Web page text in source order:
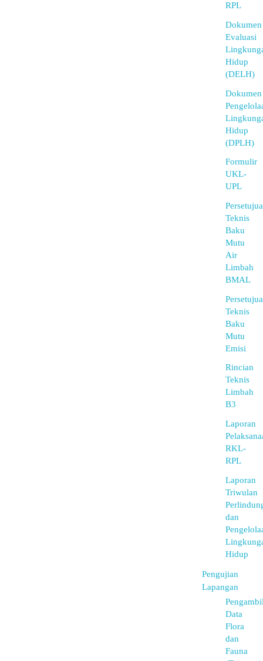
RPL
Dokumen
Evaluasi
Hidup
(DELH)
Dokumen
Hidup
(DPLH)
Formulir
UKL-
UPL
Teknis
Baku
Mutu
Air
Limbah
BMAL
Teknis
Baku
Mutu
Emisi
Rincian
Teknis
Limbah
B3
Laporan
RKL-
RPL
Laporan
Triwulan
dan
Hidup
Pengujian
Lapangan
Data
Flora
dan
Fauna